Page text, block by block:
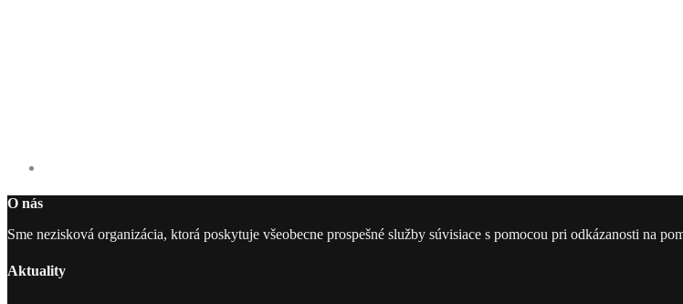
O nás
Sme nezisková organizácia, ktorá poskytuje všeobecne prospešné služby súvisiace s pomocou pri odkázanosti na
Aktuality